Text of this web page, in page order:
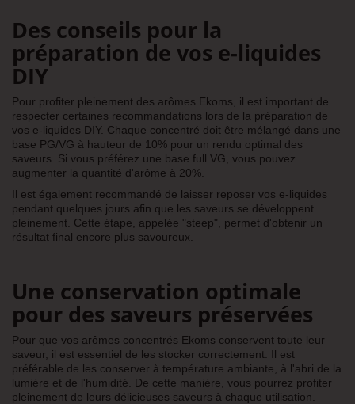
Des conseils pour la
préparation de vos e-liquides
DIY
Pour profiter pleinement des arômes Ekoms, il est important de
respecter certaines recommandations lors de la préparation de
vos e-liquides DIY. Chaque concentré doit être mélangé dans une
base PG/VG à hauteur de 10% pour un rendu optimal des
saveurs. Si vous préférez une base full VG, vous pouvez
augmenter la quantité d'arôme à 20%.
Il est également recommandé de laisser reposer vos e-liquides
pendant quelques jours afin que les saveurs se développent
pleinement. Cette étape, appelée "steep", permet d'obtenir un
résultat final encore plus savoureux.
Une conservation optimale
pour des saveurs préservées
Pour que vos arômes concentrés Ekoms conservent toute leur
saveur, il est essentiel de les stocker correctement. Il est
préférable de les conserver à température ambiante, à l'abri de la
lumière et de l'humidité. De cette manière, vous pourrez profiter
pleinement de leurs délicieuses saveurs à chaque utilisation.